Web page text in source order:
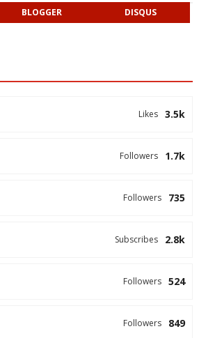
BLOGGER DISQUS
3.5k
Likes
1.7k
Followers
735
Followers
2.8k
Subscribes
524
Followers
849
Followers